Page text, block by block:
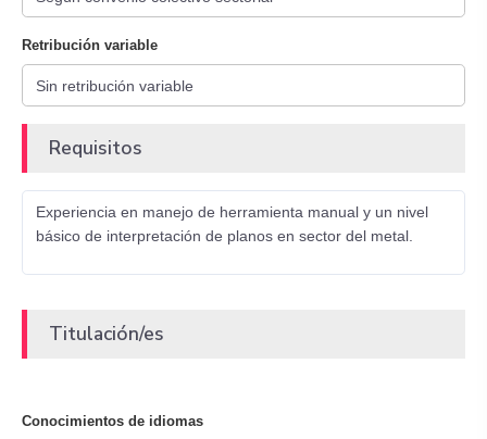
Retribución variable
Requisitos
Experiencia en manejo de herramienta manual y un nivel
básico de interpretación de planos en sector del metal.
Titulación/es
Conocimientos de idiomas